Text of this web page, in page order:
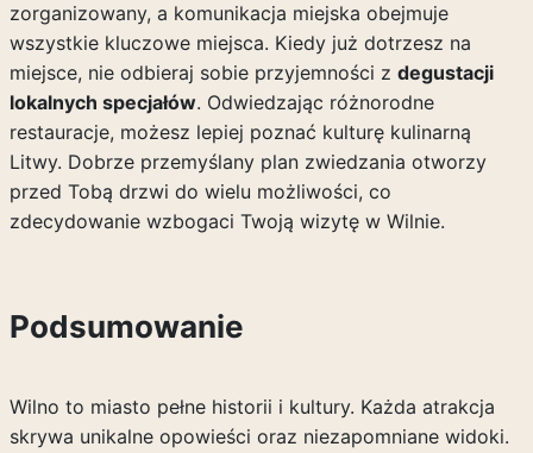
zorganizowany, a komunikacja miejska obejmuje
wszystkie kluczowe miejsca. Kiedy już dotrzesz na
miejsce, nie odbieraj sobie przyjemności z degustacji
lokalnych specjałów. Odwiedzając różnorodne
restauracje, możesz lepiej poznać kulturę kulinarną
Litwy. Dobrze przemyślany plan zwiedzania otworzy
przed Tobą drzwi do wielu możliwości, co
zdecydowanie wzbogaci Twoją wizytę w Wilnie.
Podsumowanie
Wilno to miasto pełne historii i kultury. Każda atrakcja
skrywa unikalne opowieści oraz niezapomniane widoki.